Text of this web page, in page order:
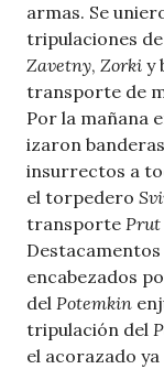
armas. Se
tripulaciones
Zavetny, Zorki y
transporte de
Por la mañana
izaron
insurrectos a
el torpedero
transporte Prut
encabezados
del Potemkin
tripulación del
el acorazado